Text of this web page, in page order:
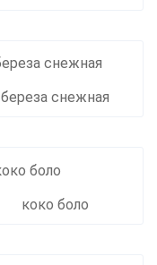
береза снежная
коко боло